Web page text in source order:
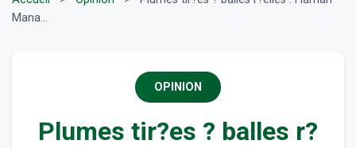
Mana...
OPINION
Plumes tir?es ? balles r?